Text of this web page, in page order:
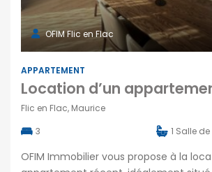
OFIM Flic en Flac
APPARTEMENT
Flic en Flac, Maurice
3
1 Salle
OFIM Immobilier vous propose à la